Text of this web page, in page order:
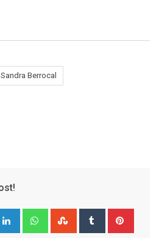
Sandra Berrocal
LinkedIn WhatsappStumbleUpon
Tumblr